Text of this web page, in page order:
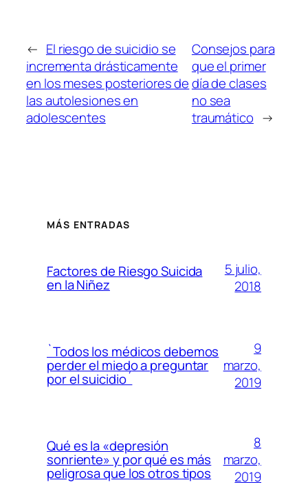
← El riesgo de suicidio se
incrementa drásticamente
en los meses posteriores de
las autolesiones en
adolescentes
Consejos para
que el primer
día de clases
no sea
traumático →
MÁS ENTRADAS
Factores de Riesgo Suicida
en la Niñez
5 julio,
2018
`Todos los médicos debemos
perder el miedo a preguntar
por el suicidio´
9
marzo,
2019
Qué es la «depresión
sonriente» y por qué es más
peligrosa que los otros tipos
8
marzo,
2019